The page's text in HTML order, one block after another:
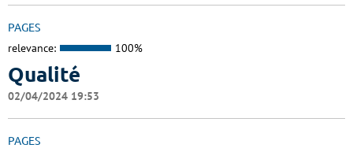
PAGES
relevance: 100%
Qualité
02/04/2024 19:53
PAGES